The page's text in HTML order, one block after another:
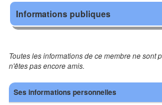
Informations publiques
Toutes les informations de ce membre ne sont
n'êtes pas encore amis.
Ses informations personnelles